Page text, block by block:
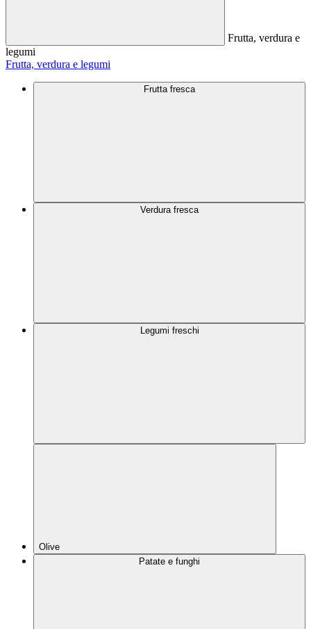
Frutta, verdura e
legumi
Frutta, verdura e legumi
Frutta fresca
Verdura fresca
Legumi freschi
Olive
Patate e funghi